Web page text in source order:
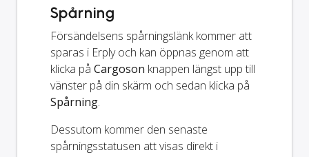
Spårning
Försändelsens spårningslänk kommer att
sparas i Erply och kan öppnas genom att
klicka på Cargoson knappen längst upp till
vänster på din skärm och sedan klicka på
Spårning.
Dessutom kommer den senaste
spårningsstatusen att visas direkt i